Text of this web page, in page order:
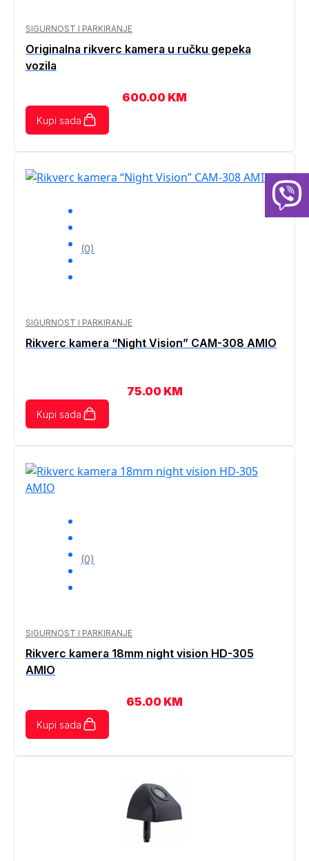
SIGURNOST I PARKIRANJE
Originalna rikverc kamera u ručku gepeka
vozila
600.00 KM
Kupi sada
(0)
SIGURNOST I PARKIRANJE
Rikverc kamera “Night Vision” CAM-308 AMIO
75.00 KM
Kupi sada
(0)
SIGURNOST I PARKIRANJE
Rikverc kamera 18mm night vision HD-305
AMIO
65.00 KM
Kupi sada